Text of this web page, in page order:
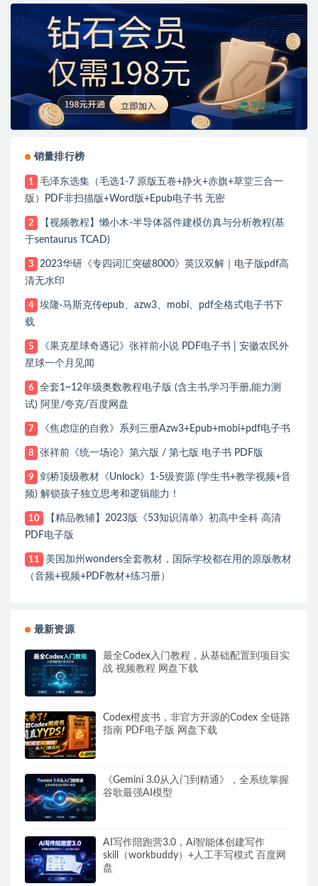
销量排行榜
1
毛泽东选集（毛选1-7 原版五卷+静火+赤旗+草堂三合一
版）PDF非扫描版+Word版+Epub电子书 无密
2
【视频教程】懒小木-半导体器件建模仿真与分析教程(基
于sentaurus TCAD)
3
2023华研《专四词汇突破8000》英汉双解｜电子版pdf高
清无水印
4
埃隆·马斯克传epub、azw3、mobi、pdf全格式电子书下
载
5
《果克星球奇遇记》张祥前小说 PDF电子书 | 安徽农民外
星球一个月见闻
6
全套1~12年级奥数教程电子版 (含主书,学习手册,能力测
试) 阿里/夸克/百度网盘
7 《焦虑症的自救》系列三册Azw3+Epub+mobi+pdf电子书
8 张祥前《统一场论》第六版 / 第七版 电子书 PDF版
9
剑桥顶级教材《Unlock》1-5级资源 (学生书+教学视频+音
频) 解锁孩子独立思考和逻辑能力！
10
【精品教辅】2023版《53知识清单》初高中全科 高清
PDF电子版
11
美国加州wonders全套教材，国际学校都在用的原版教材
（音频+视频+PDF教材+练习册）
最新资源
最全Codex入门教程，从基础配置到项目实
战 视频教程 网盘下载
Codex橙皮书，非官方开源的Codex 全链路
指南 PDF电子版 网盘下载
《Gemini 3.0从入门到精通》，全系统掌握
谷歌最强AI模型
AI写作陪跑营3.0，Ai智能体创建写作
skill（workbuddy）+人工手写模式 百度网
盘